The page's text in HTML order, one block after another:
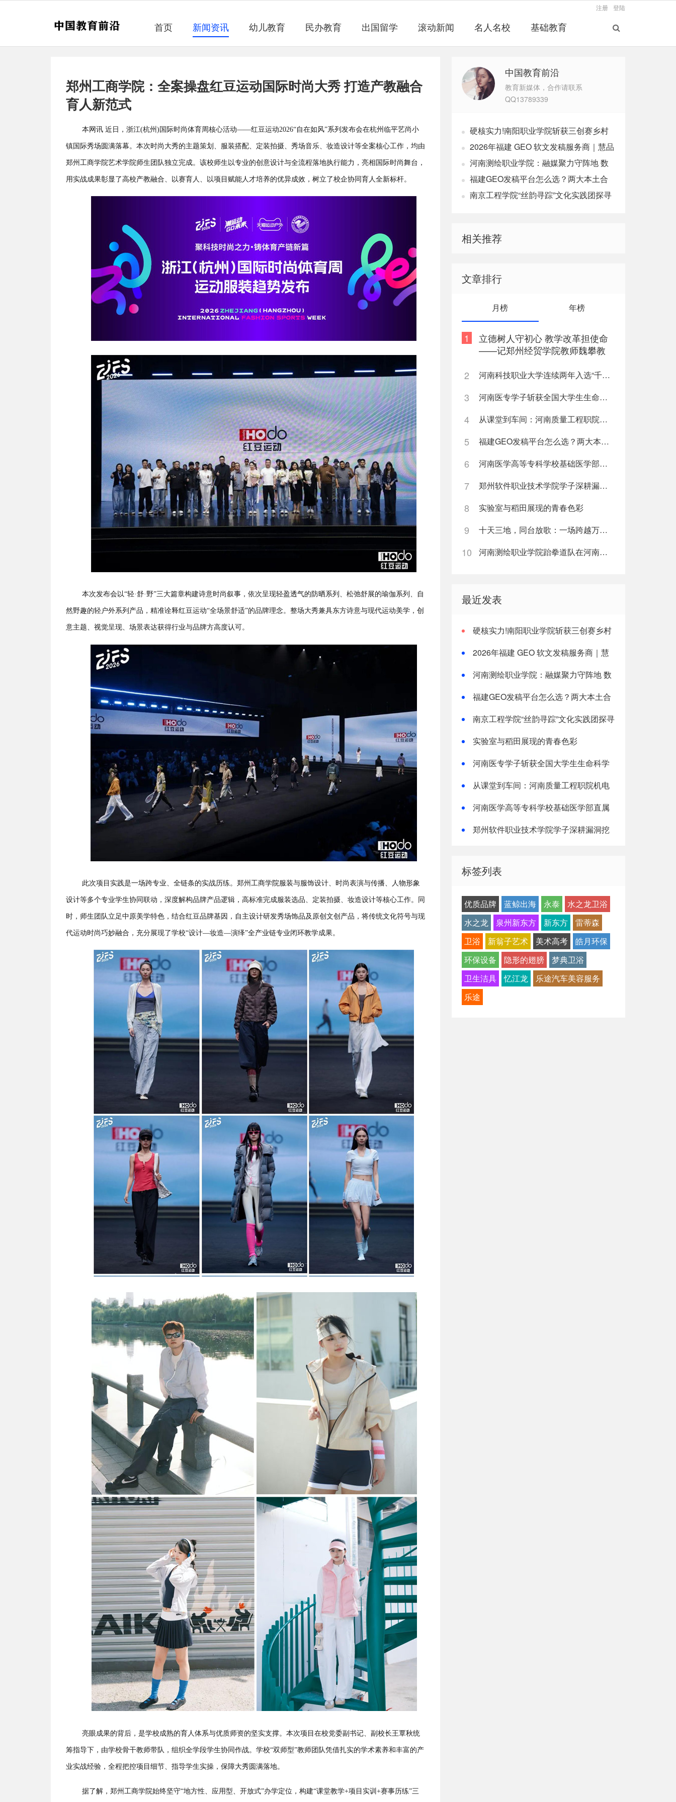
登陆
注册
首页 新闻资讯 幼儿教育 民办教育 出国留学 滚动新闻 名人名校 基础教育
郑州工商学院：全案操盘红豆运动国际时尚大秀 打造产教融合
育人新范式
本网讯 近日，浙江(杭州)国际时尚体育周核心活动——红豆运动2026“自在如风”系列发布会在杭州临平艺尚小
镇国际秀场圆满落幕。本次时尚大秀的主题策划、服装搭配、定装拍摄、秀场音乐、妆造设计等全案核心工作，均由
郑州工商学院艺术学院师生团队独立完成。该校师生以专业的创意设计与全流程落地执行能力，亮相国际时尚舞台，
用实战成果彰显了高校产教融合、以赛育人、以项目赋能人才培养的优异成效，树立了校企协同育人全新标杆。
本次发布会以“轻·舒·野”三大篇章构建诗意时尚叙事，依次呈现轻盈透气的防晒系列、松弛舒展的瑜伽系列、自
然野趣的轻户外系列产品，精准诠释红豆运动“全场景舒适”的品牌理念。整场大秀兼具东方诗意与现代运动美学，创
意主题、视觉呈现、场景表达获得行业与品牌方高度认可。
此次项目实践是一场跨专业、全链条的实战历练。郑州工商学院服装与服饰设计、时尚表演与传播、人物形象
设计等多个专业学生协同联动，深度解构品牌产品逻辑，高标准完成服装选品、定装拍摄、妆造设计等核心工作。同
时，师生团队立足中原美学特色，结合红豆品牌基因，自主设计研发秀场饰品及原创文创产品，将传统文化符号与现
代运动时尚巧妙融合，充分展现了学校“设计—妆造—演绎”全产业链专业闭环教学成果。
亮眼成果的背后，是学校成熟的育人体系与优质师资的坚实支撑。本次项目在校党委副书记、副校长王覃秋统
筹指导下，由学校骨干教师带队，组织全学段学生协同作战。学校“双师型”教师团队凭借扎实的学术素养和丰富的产
业实战经验，全程把控项目细节、指导学生实操，保障大秀圆满落地。
据了解，郑州工商学院始终坚守“地方性、应用型、开放式”办学定位，构建“课堂教学+项目实训+赛事历练”三
中国教育前沿
教育新媒体，合作请联系
QQ13789339
硬核实力!南阳职业学院斩获三创赛乡村
振兴实战赛全国二等奖
2026年福建 GEO 软文发稿服务商｜慧品
宣：以 AI 技术赋能品牌全域传播
河南测绘职业学院：融媒聚力守阵地 数
字赋能育新人
福建GEO发稿平台怎么选？两大本土合
规推广平台实测推荐
南京工程学院“丝韵寻踪”文化实践团探寻
相关推荐
文章排行
月榜 年榜
1
立德树人守初心 教学改革担使命
——记郑州经贸学院教师魏攀教
2
河南科技职业大学连续两年入选“千团万人推普强国行”全国重点团队
3 河南医专学子斩获全国大学生生命科学竞赛两项国家级奖项
4 从课堂到车间：河南质量工程职院机电学子深入“小巨人”企业，交出8份青春“智造”答卷
5 福建GEO发稿平台怎么选？两大本土合规推广平台实测推荐
6 河南医学高等专科学校基础医学部直属党支部“红烛先锋”党建品牌创建纪实
7 郑州软件职业技术学院学子深耕漏洞挖掘实战累计斩获五万余元网络安全赏金
8 实验室与稻田展现的青春色彩
9 十天三地，同台放歌：一场跨越万里的中俄艺术教育“双向奔赴”
10 河南测绘职业学院跆拳道队在河南省第十五届运动会中再创佳绩
最近发表
硬核实力!南阳职业学院斩获三创赛乡村
2026年福建 GEO 软文发稿服务商｜慧
河南测绘职业学院：融媒聚力守阵地 数
福建GEO发稿平台怎么选？两大本土合
南京工程学院“丝韵寻踪”文化实践团探寻
实验室与稻田展现的青春色彩
河南医专学子斩获全国大学生生命科学
从课堂到车间：河南质量工程职院机电
造”答卷
河南医学高等专科学校基础医学部直属
郑州软件职业技术学院学子深耕漏洞挖
标签列表
优质品牌 蓝鲸出海 永泰
水之龙卫浴
水之龙
泉州新东方 新东方
雷蒂森
卫浴
新翁子艺术 美术高考
皓月环保
环保设备
隐形的翅膀
梦典卫浴
卫生洁具
忆江龙
乐途汽车美容服务
乐途